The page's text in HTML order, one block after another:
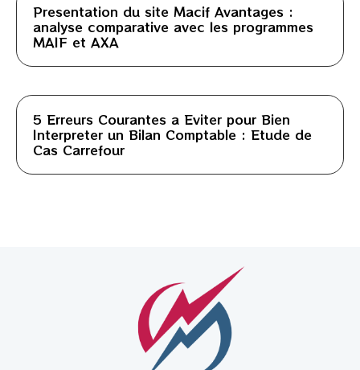
Presentation du site Macif Avantages :
analyse comparative avec les programmes
MAIF et AXA
5 Erreurs Courantes a Eviter pour Bien
Interpreter un Bilan Comptable : Etude de
Cas Carrefour